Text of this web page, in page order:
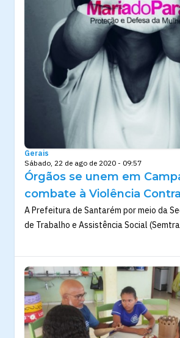
Gerais
Sábado, 22 de ago de 2020 - 09:57
Órgãos se unem em
combate à Violência
A Prefeitura de Santarém por meio da
de Trabalho e Assistência Social